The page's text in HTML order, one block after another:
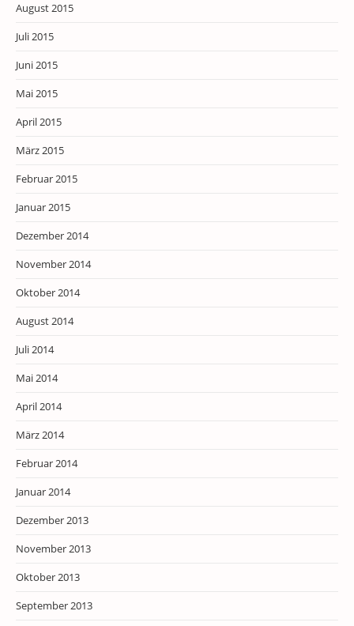
August 2015
Juli 2015
Juni 2015
Mai 2015
April 2015
März 2015
Februar 2015
Januar 2015
Dezember 2014
November 2014
Oktober 2014
August 2014
Juli 2014
Mai 2014
April 2014
März 2014
Februar 2014
Januar 2014
Dezember 2013
November 2013
Oktober 2013
September 2013